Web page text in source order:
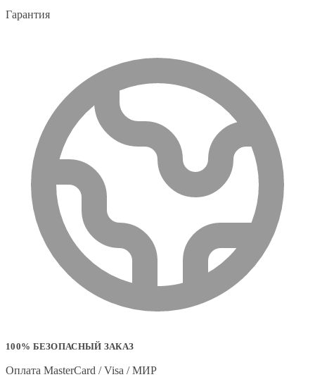
Гарантия
100% БЕЗОПАСНЫЙ ЗАКАЗ
Оплата MasterCard / Visa / МИР